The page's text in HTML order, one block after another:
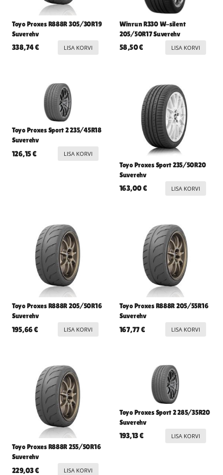
Toyo Proxes R888R 305/30R19
Suverehv
338,74€ LISA KORVI
Winrun R330 W-silent
205/50R17 Suverehv
58,50€ LISA KORVI
Toyo Proxes Sport 2 235/45R18
Suverehv
126,15€ LISA KORVI
Toyo Proxes Sport 235/50R20
Suverehv
163,00€ LISA KORVI
Toyo Proxes R888R 205/50R16
Suverehv
195,66€ LISA KORVI
Toyo Proxes R888R 205/55R16
Suverehv
167,77€ LISA KORVI
Toyo Proxes R888R 255/50R16
Suverehv
229,03€ LISA KORVI
Toyo Proxes Sport 2 285/35R20
Suverehv
193,13€ LISA KORVI